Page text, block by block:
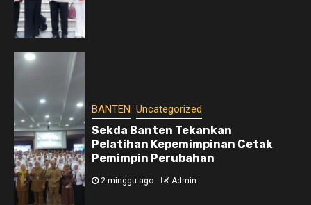
BANTEN Uncategorized
Sekda Banten Tekankan
Pelatihan Kepemimpinan Cetak
Pemimpin Perubahan
2 minggu ago Admin